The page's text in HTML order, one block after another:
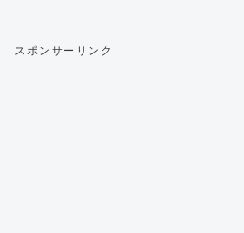
スポンサーリンク